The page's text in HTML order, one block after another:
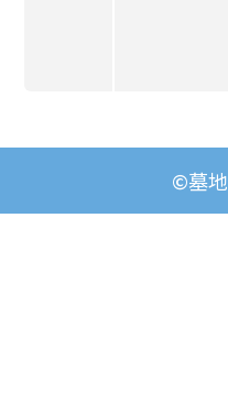
©墓